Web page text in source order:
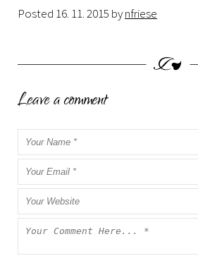
Posted 16. 11. 2015 bynfriese
Leave a comment